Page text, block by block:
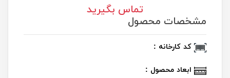
تماس بگیرید
مشخصات محصول
کد کارخانه :
ابعاد محصول :